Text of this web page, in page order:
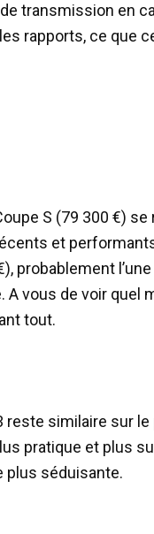
transmission en
rapports, ce que
S (79 300 €) se
et
probablement
vous de voir quel
tout.
reste similaire sur
pratique et plus
plus séduisante.